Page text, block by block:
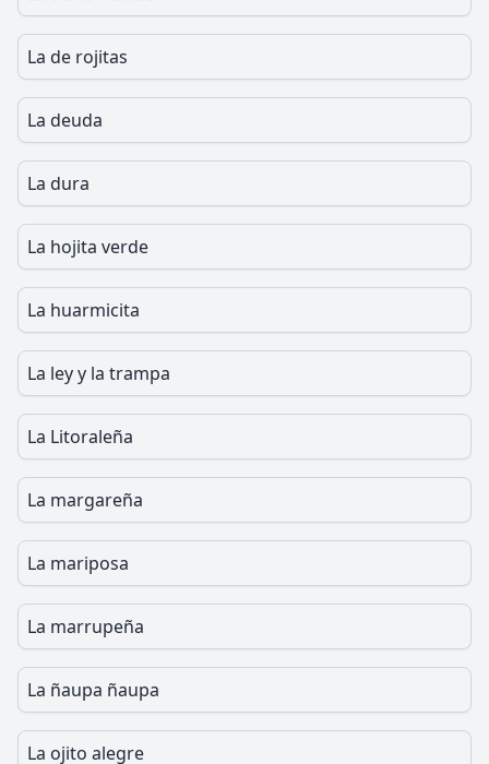
La de rojitas
La deuda
La dura
La hojita verde
La huarmicita
La ley y la trampa
La Litoraleña
La margareña
La mariposa
La marrupeña
La ñaupa ñaupa
La ojito alegre